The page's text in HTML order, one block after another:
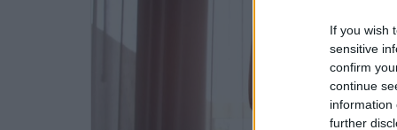
If you wish
sensitive
confirm
continue
information
further